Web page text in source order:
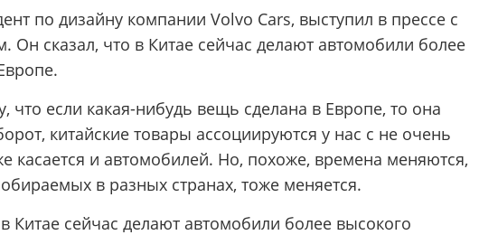
по дизайну компании Volvo Cars, выступил в прессе с
Он сказал, что в Китае сейчас делают автомобили более
если какая-нибудь вещь сделана в Европе, то она
китайские товары ассоциируются у нас с не очень
касается и автомобилей. Но, похоже, времена меняются,
в разных странах, тоже меняется.
Китае сейчас делают автомобили более высокого